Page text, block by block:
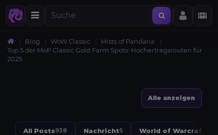
Blog WoW Classic
Mists of Pandaria
Top 5 der MoP Classic Gold Farm Spots: Hochertragsrouten für
2025
Alle anzeigen
All Posts938 Nachricht5 World of Warcraft